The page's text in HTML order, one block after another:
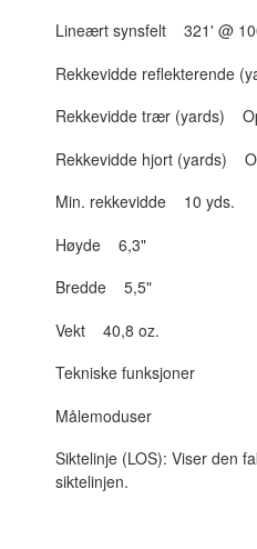
Lineært synsfelt 321' @
Rekkevidde reflekterende
Rekkevidde trær (yards)
Rekkevidde hjort (yards)
Min. rekkevidde 10 yds.
Høyde 6,3"
Bredde 5,5"
Vekt 40,8 oz.
Tekniske funksjoner
Målemoduser
Siktelinje (LOS): Viser den
siktelinjen.